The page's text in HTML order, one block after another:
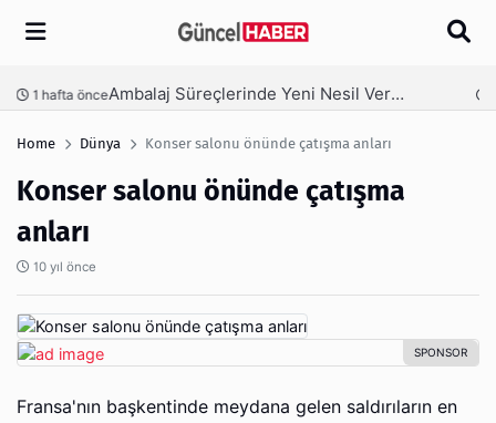
Arama
Ambalaj Süreçlerinde Yeni Nesil Verimliliği Olimpack ile Yakalayın 3 hafta önce
Home Dünya Konser salonu önünde çatışma anları
Konser salonu önünde çatışma
anları
10 yıl önce
Fransa'nın başkentinde meydana gelen saldırıların en